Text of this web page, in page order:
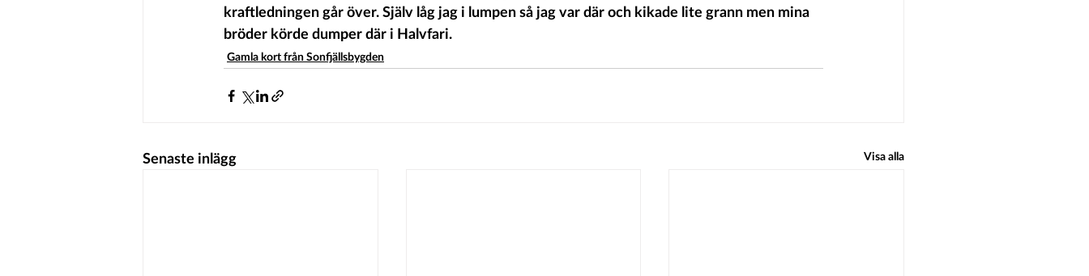
kraftledningen går över. Själv låg jag i lumpen så jag var där och kikade lite grann men mina
bröder körde dumper där i Halvfari.
Gamla kort från Sonfjällsbygden
Senaste inlägg Visa alla